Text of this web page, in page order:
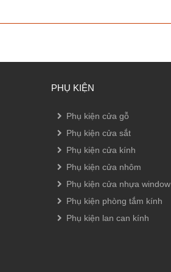
PHỤ KIỆN
Phụ kiện cửa gỗ
Phụ kiện cửa sắt
Phụ kiện cửa kính
Phụ kiện cửa nhôm
Phụ kiện cửa nhựa window
Phụ kiện phòng tắm kính
Phụ kiện lan can kính